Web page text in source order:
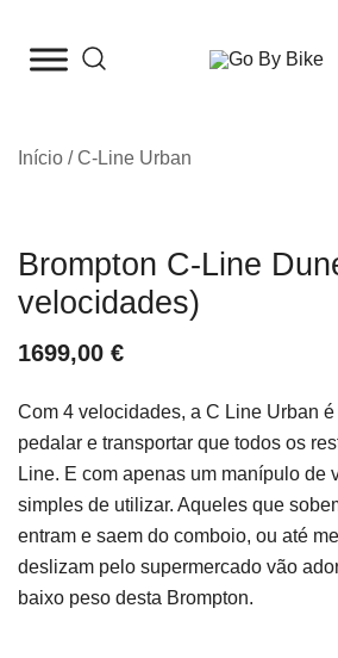
para
Início /C-Line Urban
Brompton C-Line
velocidades)
1699,00 €
Com 4 velocidades, a C Line Urban
pedalar e transportar que todos os
Line. E com apenas um manípulo de
simples de utilizar. Aqueles que
entram e saem do comboio, ou até
deslizam pelo supermercado vão
baixo peso desta Brompton.